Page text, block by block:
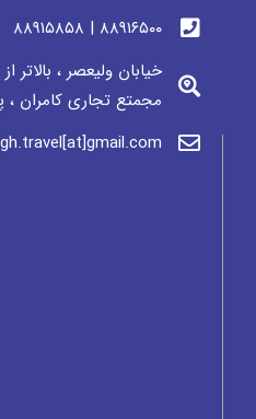
٨٨٩١٦٥٠٠ | ٨٨٩١٥٨٥٨
خیابان ولیعصر ،
مجمتع تجاری كامران ، پلاک 1930 ، طبقه